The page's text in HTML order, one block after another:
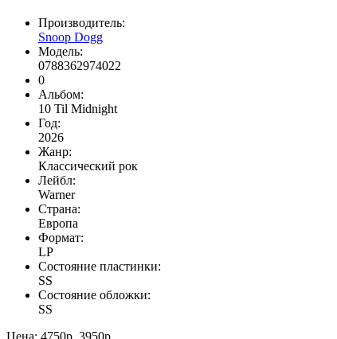
Производитель:
Snoop Dogg
Модель:
0788362974022
0
Альбом:
10 Til Midnight
Год:
2026
Жанр:
Классический рок
Лейбл:
Warner
Страна:
Европа
Формат:
LP
Состояние пластинки:
SS
Состояние обложки:
SS
Цена: 4750р. 3950р.